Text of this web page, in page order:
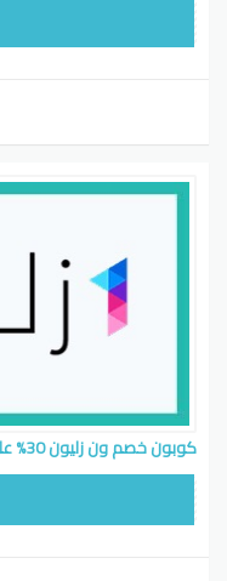
كوبون خصم ون زليون 30% على كافة المنتجات One zillion